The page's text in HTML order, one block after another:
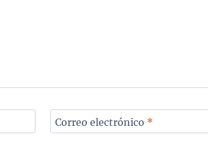
Correo electrónico *